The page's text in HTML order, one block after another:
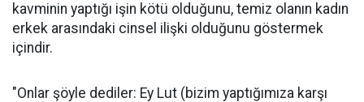
kavminin yaptığı işin kötü olduğunu, temiz olanın kadın
erkek arasındaki cinsel ilişki olduğunu göstermek
içindir.
"Onlar şöyle dediler: Ey Lut (bizim yaptığımıza karşı